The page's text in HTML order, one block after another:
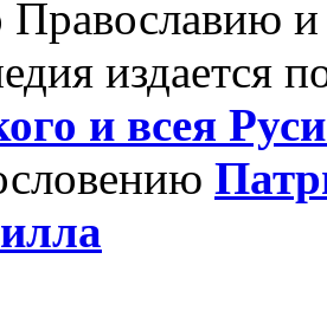
Православию
издается
и всея